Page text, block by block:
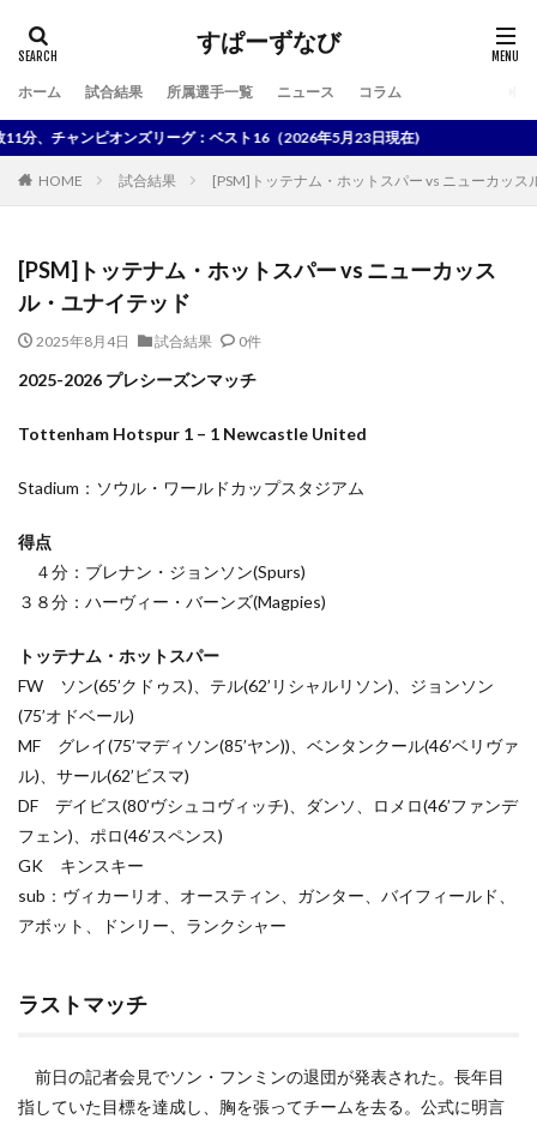
すぱーずなび
ホーム 試合結果 所属選手一覧 ニュース コラム
チャンピオンズリーグ：ベスト16（2026年5月23日現在)
HOME 試合結果 [PSM]トッテナム・ホットスパー vs ニューカッス
[PSM]トッテナム・ホットスパー vs ニューカッス
ル・ユナイテッド
2025年8月4日 試合結果 0件
2025-2026 プレシーズンマッチ
Tottenham Hotspur 1 – 1 Newcastle United
Stadium：ソウル・ワールドカップスタジアム
得点
４分：ブレナン・ジョンソン(Spurs)
３８分：ハーヴィー・バーンズ(Magpies)
トッテナム・ホットスパー
FW ソン(65’クドゥス)、テル(62’リシャルリソン)、ジョンソン
(75’オドベール)
MF グレイ(75’マディソン(85’ヤン))、ベンタンクール(46’ベリヴァ
ル)、サール(62’ビスマ)
DF デイビス(80’ヴシュコヴィッチ)、ダンソ、ロメロ(46’ファンデ
フェン)、ポロ(46’スペンス)
GK キンスキー
sub：ヴィカーリオ、オースティン、ガンター、バイフィールド、
アボット、ドンリー、ランクシャー
ラストマッチ
前日の記者会見でソン・フンミンの退団が発表された。長年目
指していた目標を達成し、胸を張ってチームを去る。公式に明言
検索